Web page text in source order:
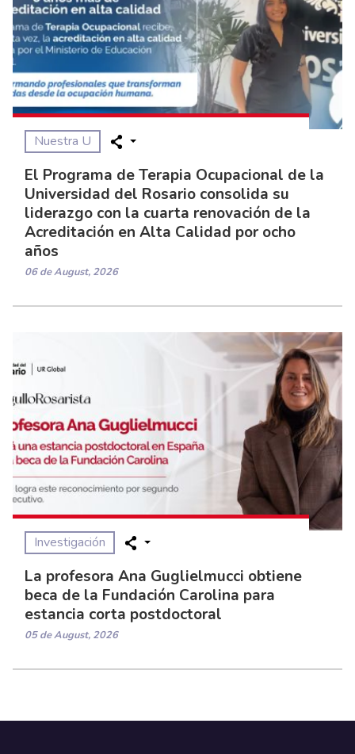
Nuestra U
El Programa de Terapia Ocupacional de la
Universidad del Rosario consolida su
liderazgo con la cuarta renovación de la
Acreditación en Alta Calidad por ocho
años
06 de August, 2026
Investigación
La profesora Ana Guglielmucci obtiene
beca de la Fundación Carolina para
estancia corta postdoctoral
05 de August, 2026